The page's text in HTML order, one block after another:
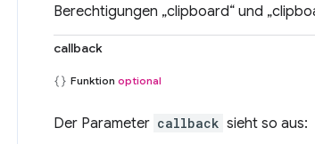
Berechtigungen „clipboard“ und
callback
Funktion optional
Der Parameter callback sieht so aus: